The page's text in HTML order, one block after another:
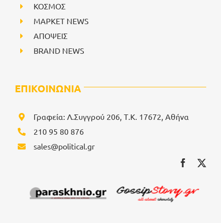
ΚΟΣΜΟΣ
ΜΑΡΚΕΤ NEWS
ΑΠΟΨΕΙΣ
BRAND NEWS
ΕΠΙΚΟΙΝΩΝΙΑ
Γραφεία: Λ.Συγγρού 206, Τ.Κ. 17672, Αθήνα
210 95 80 876
sales@political.gr